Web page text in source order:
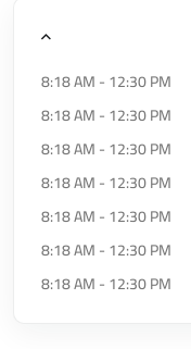
8:18 AM - 12:30 PM
8:18 AM - 12:30 PM
8:18 AM - 12:30 PM
8:18 AM - 12:30 PM
8:18 AM - 12:30 PM
8:18 AM - 12:30 PM
8:18 AM - 12:30 PM